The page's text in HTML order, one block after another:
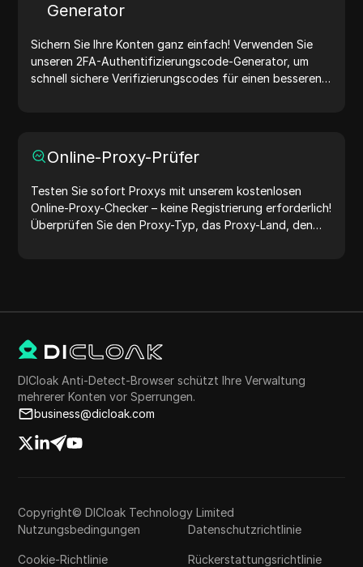
Generator
Sichern Sie Ihre Konten ganz einfach! Verwenden Sie
unseren 2FA-Authentifizierungscode-Generator, um
schnell sichere Verifizierungscodes für einen besseren
Online-Proxy-Prüfer
Testen Sie sofort Proxys mit unserem kostenlosen
Online-Proxy-Checker – keine Registrierung erforderlich!
Überprüfen Sie den Proxy-Typ, das Proxy-Land, den
DICloak Anti-Detect-Browser schützt Ihre Verwaltung
mehrerer Konten vor Sperrungen.
business@dicloak.com
Copyright© DICloak Technology Limited
Nutzungsbedingungen
Datenschutzrichtlinie
Cookie-Richtlinie Rückerstattungsrichtlinie